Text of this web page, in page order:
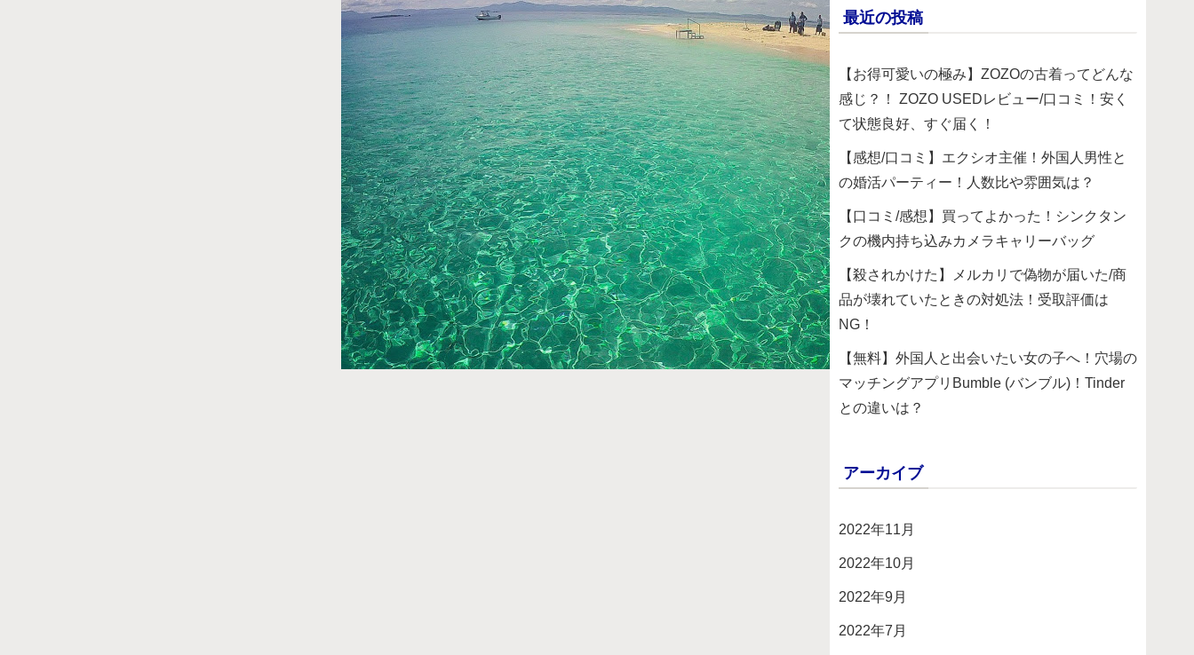
最近の投稿
【お得可愛いの極み】ZOZOの古着ってどんな
感じ？！ ZOZO USEDレビュー/口コミ！安く
て状態良好、すぐ届く！
【感想/口コミ】エクシオ主催！外国人男性と
の婚活パーティー！人数比や雰囲気は？
【口コミ/感想】買ってよかった！シンクタン
クの機内持ち込みカメラキャリーバッグ
【殺されかけた】メルカリで偽物が届いた/商
品が壊れていたときの対処法！受取評価は
NG！
【無料】外国人と出会いたい女の子へ！穴場の
マッチングアプリBumble (バンブル)！Tinder
との違いは？
アーカイブ
2022年11月
2022年10月
2022年9月
2022年7月